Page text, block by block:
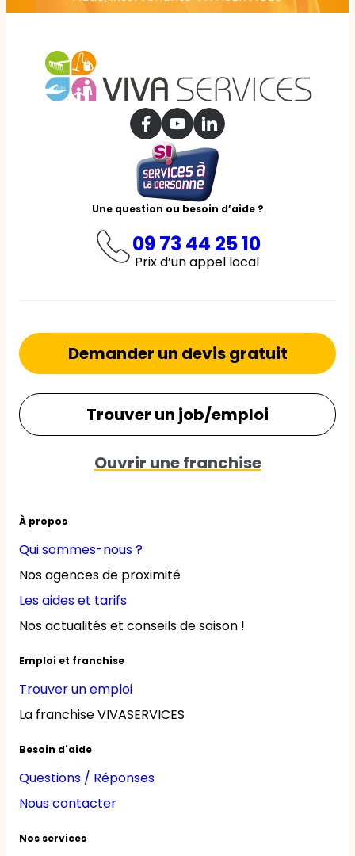
Une question ou besoin d’aide ?
09 73 44 25 10
Prix d’un appel local
À propos
Qui sommes-nous ?
Nos agences de proximité
Les aides et tarifs
Nos actualités et conseils de saison !
Emploi et franchise
Trouver un emploi
La franchise VIVASERVICES
Besoin d'aide
Questions / Réponses
Nous contacter
Nos services
Demander un devis gratuit
Trouver un job/emploi
Ouvrir une franchise